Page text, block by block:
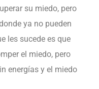
su miedo, pero
ya no pueden
les sucede es que
el miedo, pero
energías y el miedo